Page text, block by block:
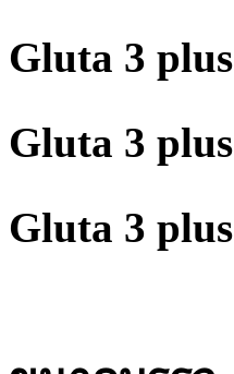
Gluta 3 plus
Gluta 3 plus
Gluta 3 plus